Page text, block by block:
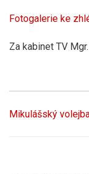
Fotogalerie ke
Za kabinet TV
Mikulášský